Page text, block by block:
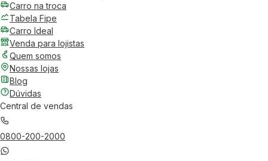
Carro na troca
Tabela Fipe
Carro Ideal
Venda para lojistas
Quem somos
Nossas lojas
Blog
Dúvidas
Central de vendas
0800-200-2000